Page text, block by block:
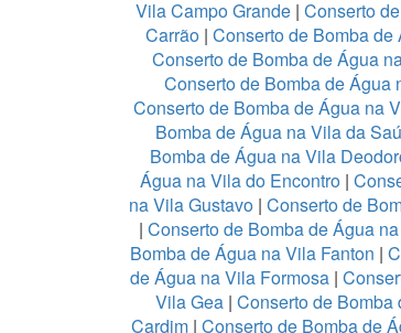
Vila Campo Grande| Conserto
Carrão | Conserto de Bomba
Conserto de Bomba de Água
Conserto de Bomba de Água
Conserto de Bomba de Água na
Bomba de Água na Vila da
Bomba de Água na Vila
Água na Vila do Encontro|
na Vila Gustavo | Conserto de
| Conserto de Bomba de Água
Bomba de Água na Vila Fanton |
de Água na Vila Formosa|
Vila Gea | Conserto de Bomba
Cardim | Conserto de Bomba de